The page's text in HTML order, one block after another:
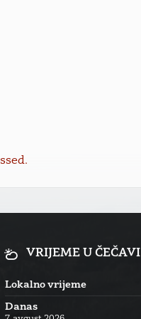
VRIJEME U ČEČAVI
Lokalno vrijeme
Danas